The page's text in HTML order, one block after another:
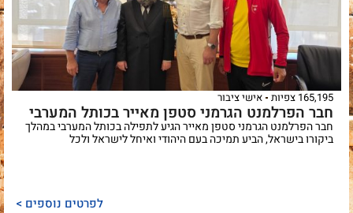
165,195 צפיות אישי ציבור
חבר הפרלמנט הגרמני סטפן מאייר בכותל המערבי
חבר הפרלמנט הגרמני סטפן מאייר הגיע לתפילה בכותל המערבי במהלך
ביקורו בישראל, הביע תמיכה בעם היהודי ואיחל לישראל ולכל
לפרטים נוספים >